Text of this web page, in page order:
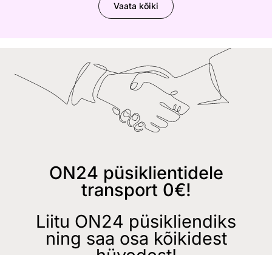
Vaata kõiki
ON24 püsiklientidele
transport 0€!
Liitu ON24 püsikliendiks
ning saa osa kõikidest